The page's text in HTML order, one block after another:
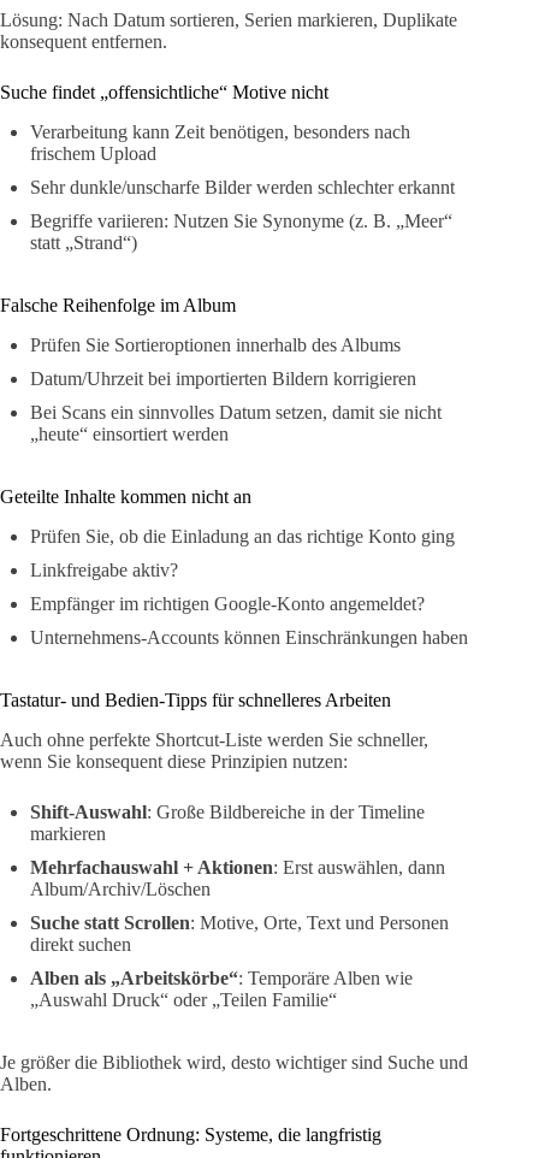
Lösung: Nach Datum sortieren, Serien markieren, Duplikate
konsequent entfernen.
Suche findet „offensichtliche“ Motive nicht
Verarbeitung kann Zeit benötigen, besonders nach
frischem Upload
Sehr dunkle/unscharfe Bilder werden schlechter erkannt
Begriffe variieren: Nutzen Sie Synonyme (z. B. „Meer“
statt „Strand“)
Falsche Reihenfolge im Album
Prüfen Sie Sortieroptionen innerhalb des Albums
Datum/Uhrzeit bei importierten Bildern korrigieren
Bei Scans ein sinnvolles Datum setzen, damit sie nicht
„heute“ einsortiert werden
Geteilte Inhalte kommen nicht an
Prüfen Sie, ob die Einladung an das richtige Konto ging
Linkfreigabe aktiv?
Empfänger im richtigen Google-Konto angemeldet?
Unternehmens-Accounts können Einschränkungen haben
Tastatur- und Bedien-Tipps für schnelleres Arbeiten
Auch ohne perfekte Shortcut-Liste werden Sie schneller,
wenn Sie konsequent diese Prinzipien nutzen:
Shift-Auswahl: Große Bildbereiche in der Timeline
markieren
Mehrfachauswahl + Aktionen: Erst auswählen, dann
Album/Archiv/Löschen
Suche statt Scrollen: Motive, Orte, Text und Personen
direkt suchen
Alben als „Arbeitskörbe“: Temporäre Alben wie
„Auswahl Druck“ oder „Teilen Familie“
Je größer die Bibliothek wird, desto wichtiger sind Suche und
Alben.
Fortgeschrittene Ordnung: Systeme, die langfristig